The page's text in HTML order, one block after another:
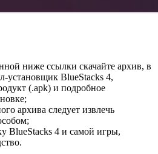
ниже ссылки скачайте архив, в
установщик BlueStacks 4,
(.apk) и подробное
архива следует извлечь
BlueStacks 4 и самой игры,